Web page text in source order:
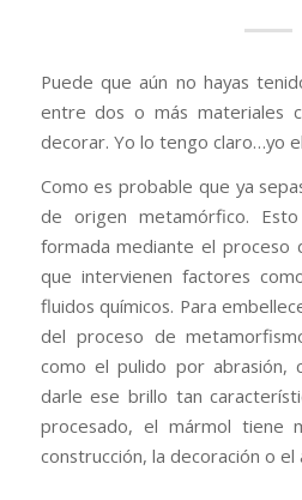
Puede que aún no hayas
entre dos o más materiales
decorar. Yo lo tengo claro…yo
Como es probable que ya
de origen metamórfico.
formada mediante el proceso
que intervienen factores
fluidos químicos. Para
del proceso de
como el pulido por abrasión,
darle ese brillo tan
procesado, el mármol tiene
construcción, la decoración o el